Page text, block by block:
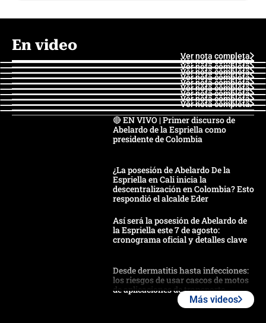
En video
Ver nota completa
Ver nota completa
Ver nota completa
Ver nota completa
Ver nota completa
Ver nota completa
Ver nota completa
Ver nota completa
Ver nota completa
Ver nota completa
🔴 EN VIVO | Primer discurso de
Abelardo de la Espriella como
presidente de Colombia
¿La posesión de Abelardo De la
Espriella en Cali inicia la
descentralización en Colombia? Esto
respondió el alcalde Eder
Así será la posesión de Abelardo de
la Espriella este 7 de agosto:
cronograma oficial y detalles clave
Desde dermatitis hasta infecciones:
los riesgos de usar cascos de motos
de aplicaciones de transporte
Más videos